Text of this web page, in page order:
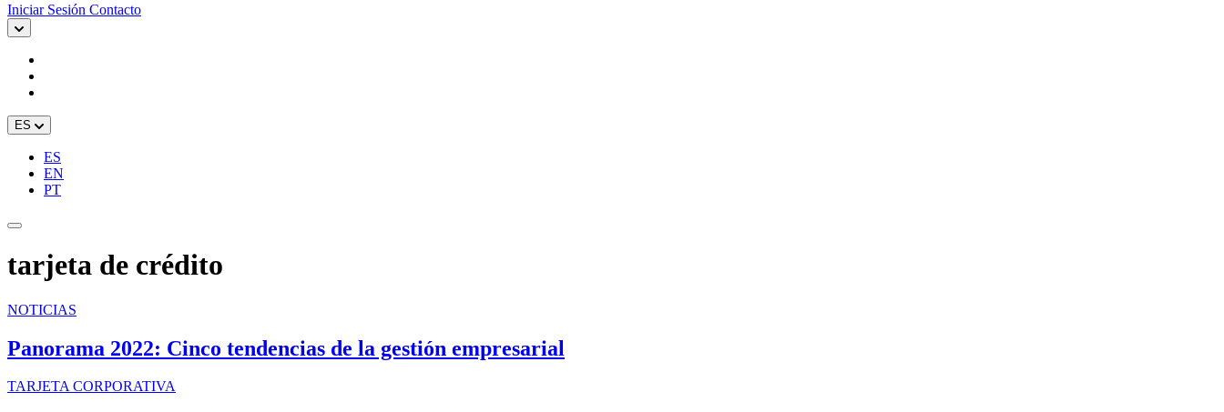
Iniciar Sesión Contacto
ES
ES
EN
PT
tarjeta de crédito
NOTICIAS
Panorama 2022: Cinco tendencias de la gestión empresarial
TARJETA CORPORATIVA